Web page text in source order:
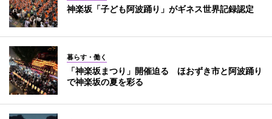
神楽坂「子ども阿波踊り」がギネス世界記録認定
暮らす・働く
「神楽坂まつり」開催迫る ほおずき市と阿波踊り
で神楽坂の夏を彩る